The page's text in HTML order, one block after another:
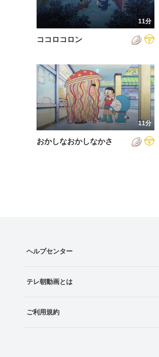
11分
ココロコロン
11分
おかしなおかしなかさ
ヘルプセンター
テレ朝動画とは
ご利用規約